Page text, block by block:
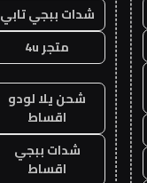
شدات ببجي تابي
متجر 4u
شحن يلا لودو
اقساط
شدات ببجي
اقساط